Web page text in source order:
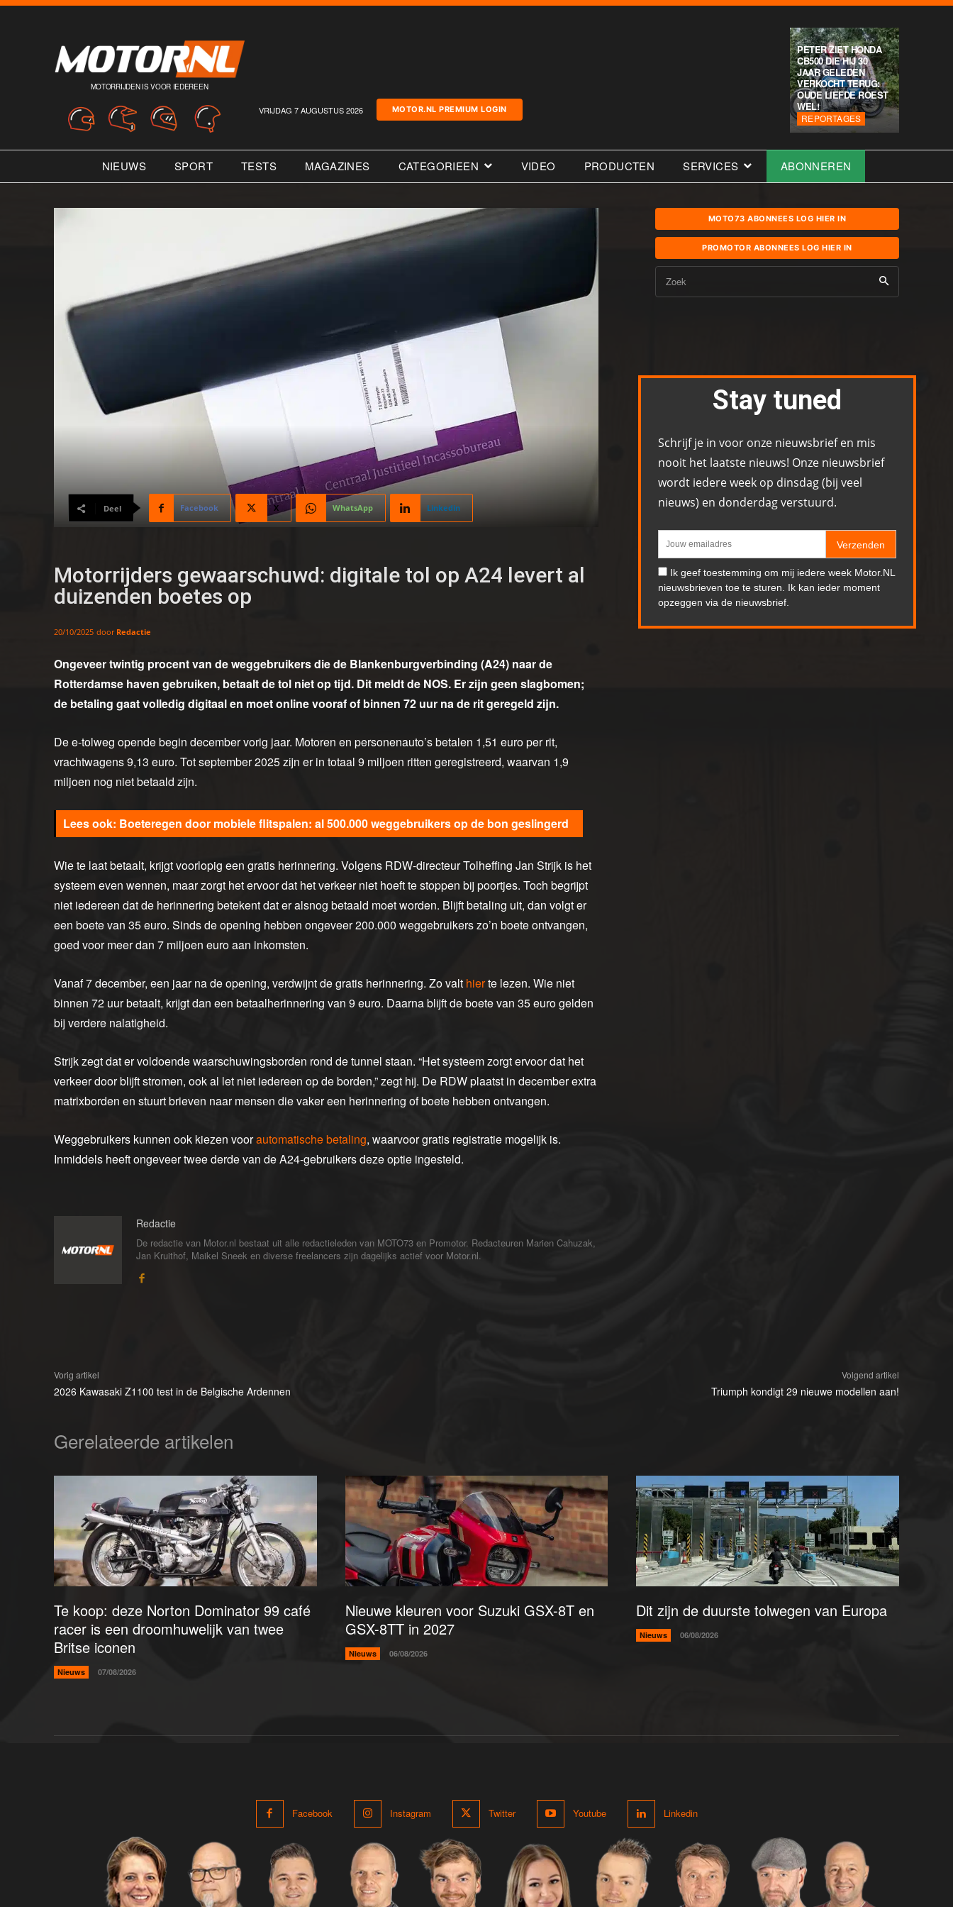
MOTORRIJDEN IS VOOR IEDEREEN
VRIJDAG 7 AUGUSTUS 2026 MOTOR.NL PREMIUM LOGIN
PETER ZIET HONDA
CB500 DIE HIJ 30
JAAR GELEDEN
VERKOCHT TERUG:
OUDE LIEFDE ROEST
WEL!
REPORTAGES
NIEUWS SPORT TESTS MAGAZINES CATEGORIEEN VIDEO PRODUCTEN SERVICES ABONNEREN
Deel Facebook X WhatsApp Linkedin
Motorrijders gewaarschuwd: digitale tol op A24 levert al
duizenden boetes op
20/10/2025 door Redactie
Ongeveer twintig procent van de weggebruikers die de Blankenburgverbinding (A24) naar de
Rotterdamse haven gebruiken, betaalt de tol niet op tijd. Dit meldt de NOS. Er zijn geen slagbomen;
de betaling gaat volledig digitaal en moet online vooraf of binnen 72 uur na de rit geregeld zijn.
De e-tolweg opende begin december vorig jaar. Motoren en personenauto’s betalen 1,51 euro per rit,
vrachtwagens 9,13 euro. Tot september 2025 zijn er in totaal 9 miljoen ritten geregistreerd, waarvan 1,9
miljoen nog niet betaald zijn.
Boeteregen door mobiele flitspalen: al 500.000 weggebruikers op de bon geslingerd
Wie te laat betaalt, krijgt voorlopig een gratis herinnering. Volgens RDW-directeur Tolheffing Jan Strijk is het
systeem even wennen, maar zorgt het ervoor dat het verkeer niet hoeft te stoppen bij poortjes. Toch begrijpt
niet iedereen dat de herinnering betekent dat er alsnog betaald moet worden. Blijft betaling uit, dan volgt er
een boete van 35 euro. Sinds de opening hebben ongeveer 200.000 weggebruikers zo’n boete ontvangen,
goed voor meer dan 7 miljoen euro aan inkomsten.
Vanaf 7 december, een jaar na de opening, verdwijnt de gratis herinnering. Zo valt hierte lezen. Wie niet
binnen 72 uur betaalt, krijgt dan een betaalherinnering van 9 euro. Daarna blijft de boete van 35 euro gelden
bij verdere nalatigheid.
Strijk zegt dat er voldoende waarschuwingsborden rond de tunnel staan. “Het systeem zorgt ervoor dat het
verkeer door blijft stromen, ook al let niet iedereen op de borden,” zegt hij. De RDW plaatst in december extra
matrixborden en stuurt brieven naar mensen die vaker een herinnering of boete hebben ontvangen.
Weggebruikers kunnen ook kiezen voorautomatische betaling, waarvoor gratis registratie mogelijk is.
Inmiddels heeft ongeveer twee derde van de A24-gebruikers deze optie ingesteld.
Redactie
De redactie van Motor.nl bestaat uit alle redactieleden van MOTO73 en Promotor. Redacteuren Marien Cahuzak,
Jan Kruithof, Maikel Sneek en diverse freelancers zijn dagelijks actief voor Motor.nl.
MOTO73 ABONNEES LOG HIER IN
PROMOTOR ABONNEES LOG HIER IN
Zoek
Stay tuned
Schrijf je in voor onze nieuwsbrief en mis
nooit het laatste nieuws! Onze nieuwsbrief
wordt iedere week op dinsdag (bij veel
nieuws) en donderdag verstuurd.
Verzenden
Ik geef toestemming om mij iedere week Motor.NL
nieuwsbrieven toe te sturen. Ik kan ieder moment
opzeggen via de nieuwsbrief.
Vorig artikel
2026 Kawasaki Z1100 test in de Belgische Ardennen
Volgend artikel
Triumph kondigt 29 nieuwe modellen aan!
Gerelateerde artikelen
Te koop: deze Norton Dominator 99 café
racer is een droomhuwelijk van twee
Britse iconen
Nieuws 07/08/2026
Nieuwe kleuren voor Suzuki GSX-8T en
GSX-8TT in 2027
Nieuws 06/08/2026
Dit zijn de duurste tolwegen van Europa
Nieuws 06/08/2026
Facebook Instagram Twitter Youtube Linkedin